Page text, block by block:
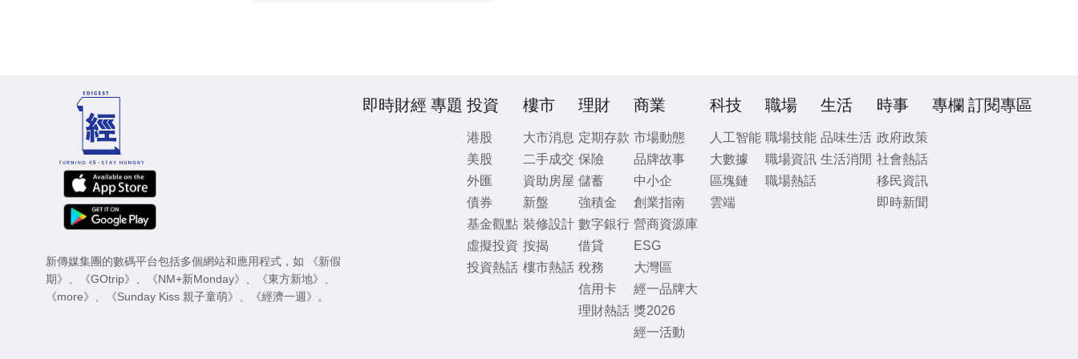
新傳媒集團的數碼平台包括多個網站和應用程式，如
《新假
期》
《GOtrip》 《NM+新Monday》 《東方新地》
《more》
《Sunday Kiss 親子童萌》 《經濟一週》 。
即時財經 專題 投資
港股
美股
外匯
債券
基金觀點
虛擬投資
投資熱話
樓市
大市消息
二手成交
資助房屋
新盤
裝修設計
按揭
樓市熱話
理財
定期存款
保險
儲蓄
強積金
數字銀行
借貸
稅務
信用卡
理財熱話
商業
市場動態
品牌故事
中小企
創業指南
營商資源庫
ESG
大灣區
經一品牌大
獎2026
經一活動
科技
人工智能
大數據
區塊鏈
雲端
職場
職場技能
職場資訊
職場熱話
生活
品味生活
生活消閒
時事
政府政策
社會熱話
移民資訊
即時新聞
專欄 訂閱專區